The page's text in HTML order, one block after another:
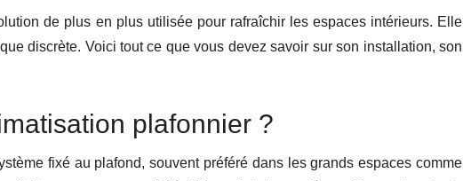
de plus en plus utilisée pour rafraîchir les espaces intérieurs. Elle
discrète. Voici tout ce que vous devez savoir sur son installation, son
plafonnier ?
fixé au plafond, souvent préféré dans les grands espaces comme